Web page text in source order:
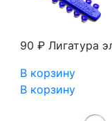
90 ₽ Лигатура
В корзину
В корзину